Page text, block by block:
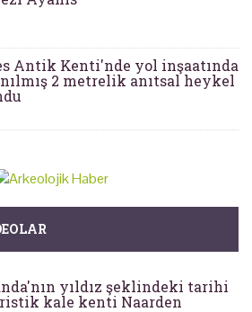
Antik Kenti'nde yol inşaatında
2 metrelik anıtsal heykel
yıldız şeklindeki tarihi
kale kenti Naarden